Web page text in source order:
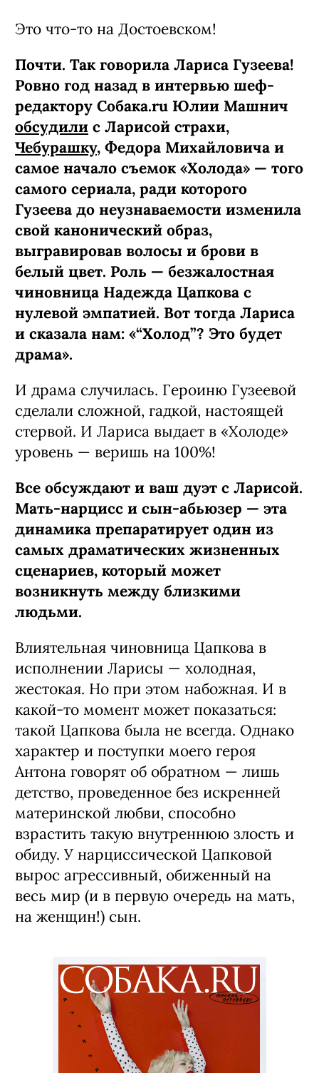
Это что-то на Достоевском!
Почти. Так говорила Лариса Гузеева!
Ровно год назад в интервью шеф-
редактору Собака.ru Юлии Машнич
обсудили с Ларисой страхи,
Чебурашку, Федора Михайловича и
самое начало съемок «Холода» — того
самого сериала, ради которого
Гузеева до неузнаваемости изменила
свой канонический образ,
выгравировав волосы и брови в
белый цвет. Роль — безжалостная
чиновница Надежда Цапкова с
нулевой эмпатией. Вот тогда Лариса
и сказала нам: «“Холод”? Это будет
драма».
И драма случилась. Героиню Гузеевой
сделали сложной, гадкой, настоящей
стервой. И Лариса выдает в «Холоде»
уровень — веришь на 100%!
Все обсуждают и ваш дуэт с Ларисой.
Мать-нарцисс и сын-абьюзер — эта
динамика препаратирует один из
самых драматических жизненных
сценариев, который может
возникнуть между близкими
людьми.
Влиятельная чиновница Цапкова в
исполнении Ларисы — холодная,
жестокая. Но при этом набожная. И в
какой-то момент может показаться:
такой Цапкова была не всегда. Однако
характер и поступки моего героя
Антона говорят об обратном — лишь
детство, проведенное без искренней
материнской любви, способно
взрастить такую внутреннюю злость и
обиду. У нарциссической Цапковой
вырос агрессивный, обиженный на
весь мир (и в первую очередь на мать,
на женщин!) сын.